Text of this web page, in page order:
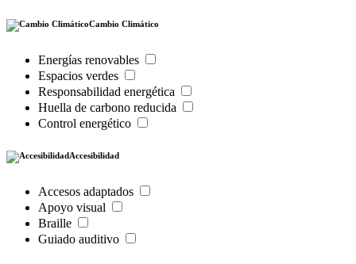
Cambio Climático
Energías renovables
Espacios verdes
Responsabilidad energética
Huella de carbono reducida
Control energético
Accesibilidad
Accesos adaptados
Apoyo visual
Braille
Guiado auditivo